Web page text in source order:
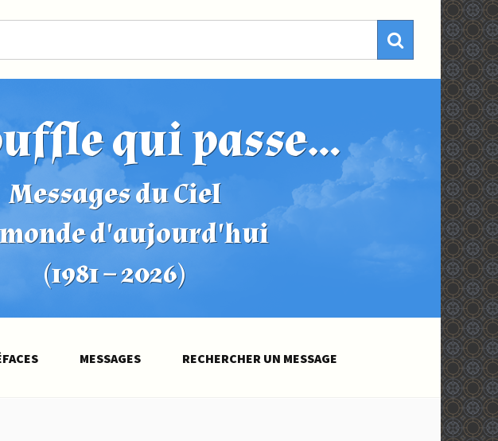
qui passe...
Messages du Ciel
d'aujourd'hui
(1981 – 2026)
MESSAGES RECHERCHER UN MESSAGE